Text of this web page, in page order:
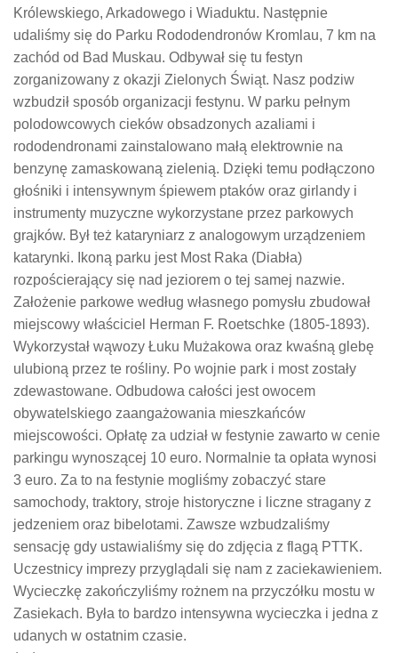
Królewskiego, Arkadowego i Wiaduktu. Następnie
udaliśmy się do Parku Rododendronów Kromlau, 7 km na
zachód od Bad Muskau. Odbywał się tu festyn
zorganizowany z okazji Zielonych Świąt. Nasz podziw
wzbudził sposób organizacji festynu. W parku pełnym
polodowcowych cieków obsadzonych azaliami i
rododendronami zainstalowano małą elektrownie na
benzynę zamaskowaną zielenią. Dzięki temu podłączono
głośniki i intensywnym śpiewem ptaków oraz girlandy i
instrumenty muzyczne wykorzystane przez parkowych
grajków. Był też kataryniarz z analogowym urządzeniem
katarynki. Ikoną parku jest Most Raka (Diabła)
rozpościerający się nad jeziorem o tej samej nazwie.
Założenie parkowe według własnego pomysłu zbudował
miejscowy właściciel Herman F. Roetschke (1805-1893).
Wykorzystał wąwozy Łuku Mużakowa oraz kwaśną glebę
ulubioną przez te rośliny. Po wojnie park i most zostały
zdewastowane. Odbudowa całości jest owocem
obywatelskiego zaangażowania mieszkańców
miejscowości. Opłatę za udział w festynie zawarto w cenie
parkingu wynoszącej 10 euro. Normalnie ta opłata wynosi
3 euro. Za to na festynie mogliśmy zobaczyć stare
samochody, traktory, stroje historyczne i liczne stragany z
jedzeniem oraz bibelotami. Zawsze wzbudzaliśmy
sensację gdy ustawialiśmy się do zdjęcia z flagą PTTK.
Uczestnicy imprezy przyglądali się nam z zaciekawieniem.
Wycieczkę zakończyliśmy rożnem na przyczółku mostu w
Zasiekach. Była to bardzo intensywna wycieczka i jedna z
udanych w ostatnim czasie.